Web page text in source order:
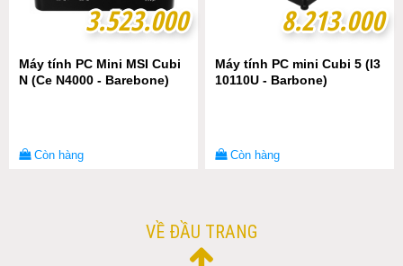
3.523.000
3.523.000
Máy tính PC Mini MSI Cubi
N (Ce N4000 - Barebone)
Còn hàng
8.213.000
8.213.000
Máy tính PC mini Cubi 5 (I3
10110U - Barbone)
Còn hàng
VỀ ĐẦU TRANG